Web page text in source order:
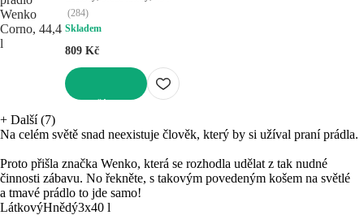
(284)
Skladem
809 Kč
+ Další (7)
Na celém světě snad neexistuje člověk, který by si užíval praní prádla.
Proto přišla značka Wenko, která se rozhodla udělat z tak nudné
činnosti zábavu. No řekněte, s takovým povedeným košem na světlé
a tmavé prádlo to jde samo!
LátkovýHnědý3x40 l